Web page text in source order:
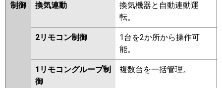
GP160RHNP1 RPCK-
GP160RSHP5
RPCK-GP160RSHP4 RPC-
GP160RSHP5
RPC-GP160RHNP RPCK-
GP160RSHP3 RPC-GP160RSHP4
制御 換気連動
換気機器と自動連動運
転。
2リモコン制御
1台を2か所から操作可
能。
1リモコングループ制
御
複数台を一括管理。